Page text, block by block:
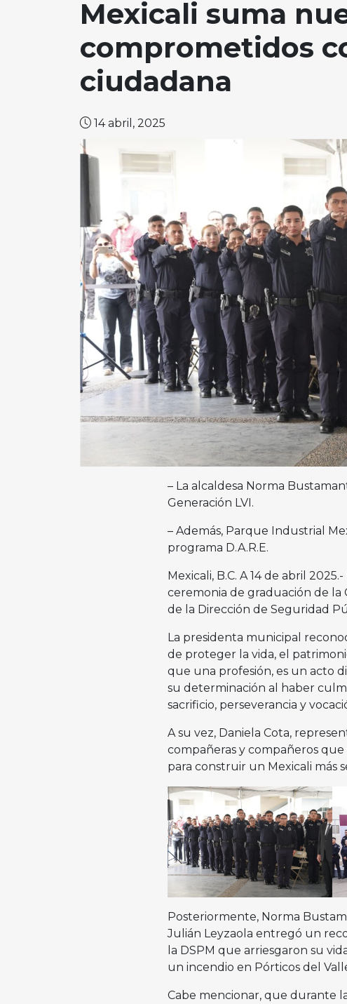
Mexicali suma
comprometidos
ciudadana
14 abril, 2025
– La alcaldesa Norma
Generación LVI.
– Además, Parque Industrial
programa D.A.R.E.
Mexicali, B.C. A 14 de abril
ceremonia de graduación de la
de la Dirección de Seguridad
La presidenta municipal
de proteger la vida, el
que una profesión, es un acto
su determinación al haber
sacrificio, perseverancia y
A su vez, Daniela Cota,
compañeras y compañeros
para construir un Mexicali más
Posteriormente, Norma
Julián Leyzaola entregó un
la DSPM que arriesgaron su
un incendio en Pórticos del
Cabe mencionar, que durante